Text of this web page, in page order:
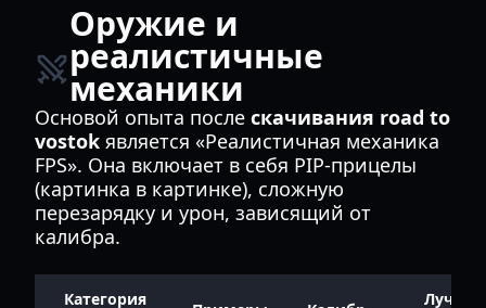
Оружие и
реалистичные
механики
Основой опыта после скачивания road to
vostok является «Реалистичная механика
FPS». Она включает в себя PIP-прицелы
(картинка в картинке), сложную
перезарядку и урон, зависящий от
калибра.
Категория
Лучшее